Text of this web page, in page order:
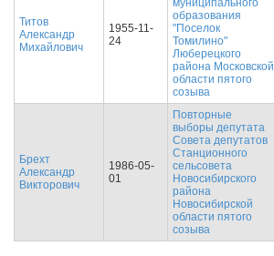
Титов
Александр
Михайлович
1955-11-
24
муниципального
образования
"Поселок
Томилино"
Люберецкого
района Московской
области пятого
созыва
Брехт
Александр
Викторович
1986-05-
01
Повторные
выборы депутата
Совета депутатов
Станционного
сельсовета
Новосибирского
района
Новосибирской
области пятого
созыва